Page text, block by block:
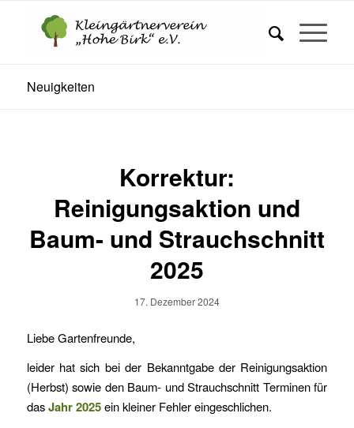
Neuigkeiten
Korrektur:
Reinigungsaktion und
Baum- und Strauchschnitt
2025
17. Dezember 2024
Liebe Gartenfreunde,
leider hat sich bei der Bekanntgabe der Reinigungsaktion
(Herbst) sowie den Baum- und Strauchschnitt Terminen für
dasJahr 2025ein kleiner Fehler eingeschlichen.